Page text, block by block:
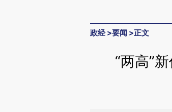
政经>要闻 >正文
“两高”